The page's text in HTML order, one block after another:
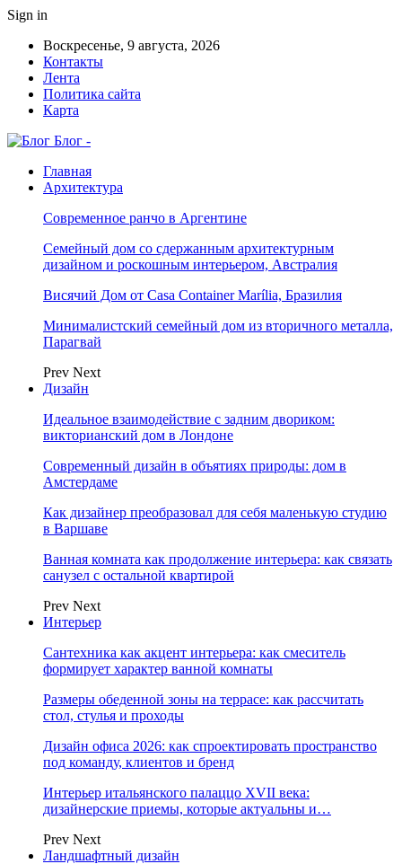
Sign in
Воскресенье, 9 августа, 2026
Контакты
Лента
Политика сайта
Карта
Блог -
Главная
Архитектура
Современное ранчо в Аргентине
Семейный дом со сдержанным архитектурным
дизайном и роскошным интерьером, Австралия
Висячий Дом от Casa Container Marília, Бразилия
Минималистский семейный дом из вторичного металла,
Парагвай
Prev Next
Дизайн
Идеальное взаимодействие с задним двориком:
викторианский дом в Лондоне
Современный дизайн в объятиях природы: дом в
Амстердаме
Как дизайнер преобразовал для себя маленькую студию
в Варшаве
Ванная комната как продолжение интерьера: как связать
санузел с остальной квартирой
Prev Next
Интерьер
Сантехника как акцент интерьера: как смеситель
формирует характер ванной комнаты
Размеры обеденной зоны на террасе: как рассчитать
стол, стулья и проходы
Дизайн офиса 2026: как спроектировать пространство
под команду, клиентов и бренд
Интерьер итальянского палаццо XVII века:
дизайнерские приемы, которые актуальны и…
Prev Next
Ландшафтный дизайн